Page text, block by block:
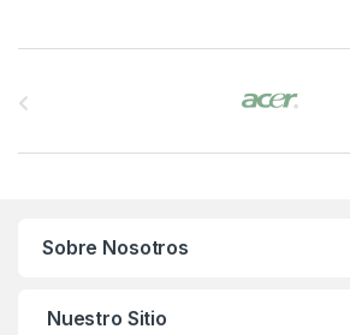
Sobre Nosotros
Nuestro Sitio